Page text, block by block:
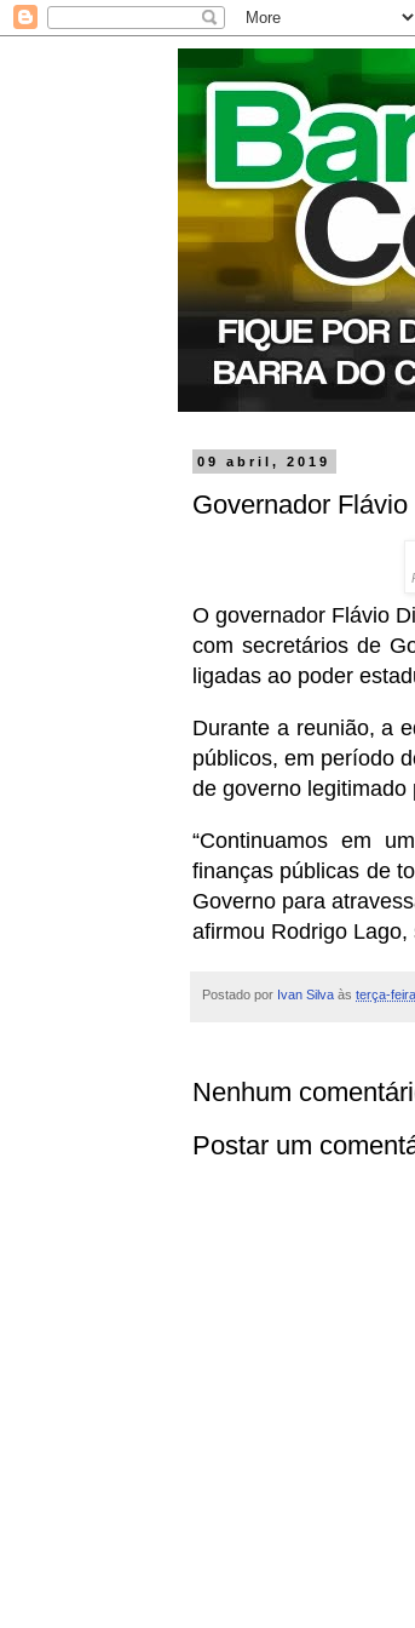
09 abril, 2019
Governador
O governador Flávio
com secretários de
ligadas ao poder
Durante a reunião, a
públicos, em período
de governo
“Continuamos em
finanças públicas de
Governo para
afirmou Rodrigo
Postado por Ivan Silva às terça-
Nenhum
Postar um